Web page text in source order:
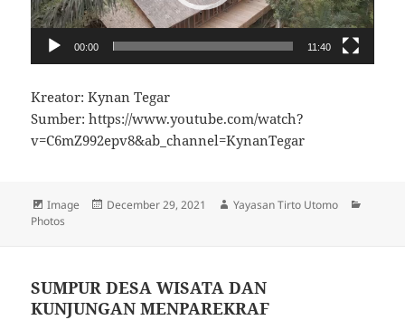
00:00 11:40
Kreator: Kynan Tegar
Sumber: https://www.youtube.com/watch?
v=C6mZ992epv8&ab_channel=KynanTegar
Format
Image
Posted
December 29, 2021 Author
Yayasan Tirto Utomo
Photos
SUMPUR DESA WISATA DAN
KUNJUNGAN MENPAREKRAF